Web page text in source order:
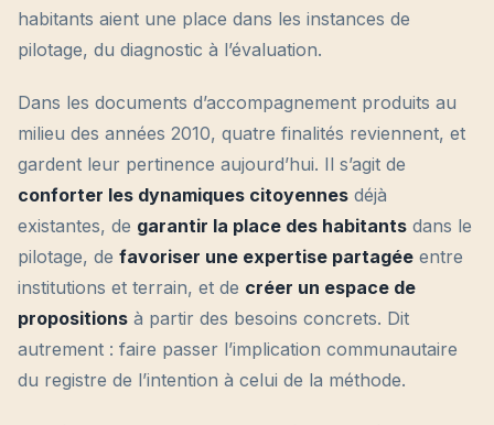
habitants aient une place dans les instances de
pilotage, du diagnostic à l’évaluation.
Dans les documents d’accompagnement produits au
milieu des années 2010, quatre finalités reviennent, et
gardent leur pertinence aujourd’hui. Il s’agit de
conforter les dynamiques citoyennes déjà
existantes, de garantir la place des habitants dans le
pilotage, de favoriser une expertise partagée entre
institutions et terrain, et de créer un espace de
propositions à partir des besoins concrets. Dit
autrement : faire passer l’implication communautaire
du registre de l’intention à celui de la méthode.